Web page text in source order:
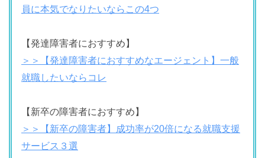
員に本気でなりたいならこの4つ
【発達障害者におすすめ】
＞＞【発達障害者におすすめなエージェント】一般
就職したいならコレ
【新卒の障害者におすすめ】
＞＞【新卒の障害者】成功率が20倍になる就職支援
サービス３選